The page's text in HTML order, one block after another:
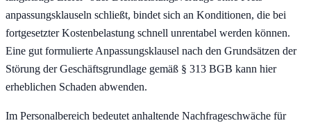
anpassungs­klauseln schließt, bindet sich an Konditionen, die bei
fortgesetzter Kosten­belastung schnell unrentabel werden können.
Eine gut formulierte Anpassungs­klausel nach den Grundsätzen der
Störung der Geschäfts­grundlage gemäß § 313 BGB kann hier
erheblichen Schaden abwenden.
Im Personalbereich bedeutet anhaltende Nachfrage­schwäche für